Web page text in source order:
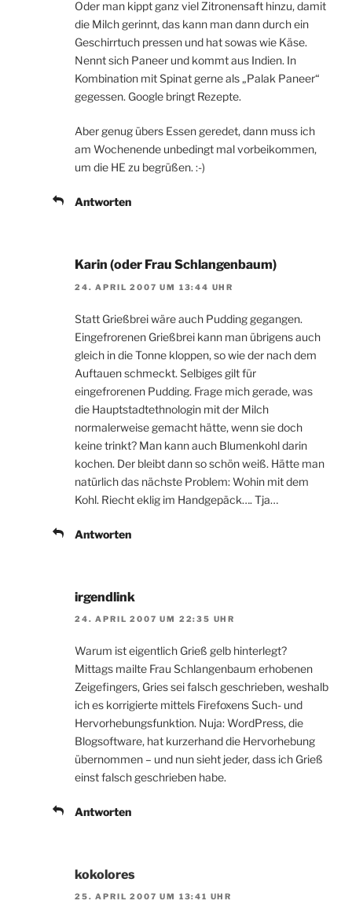
Oder man kippt ganz viel Zitronensaft hinzu, damit
die Milch gerinnt, das kann man dann durch ein
Geschirrtuch pressen und hat sowas wie Käse.
Nennt sich Paneer und kommt aus Indien. In
Kombination mit Spinat gerne als „Palak Paneer“
gegessen. Google bringt Rezepte.
Aber genug übers Essen geredet, dann muss ich
am Wochenende unbedingt mal vorbeikommen,
um die HE zu begrüßen. :-)
Antworten
Karin (oder Frau Schlangenbaum)
24. APRIL 2007 UM 13:44 UHR
Statt Grießbrei wäre auch Pudding gegangen.
Eingefrorenen Grießbrei kann man übrigens auch
gleich in die Tonne kloppen, so wie der nach dem
Auftauen schmeckt. Selbiges gilt für
eingefrorenen Pudding. Frage mich gerade, was
die Hauptstadtethnologin mit der Milch
normalerweise gemacht hätte, wenn sie doch
keine trinkt? Man kann auch Blumenkohl darin
kochen. Der bleibt dann so schön weiß. Hätte man
natürlich das nächste Problem: Wohin mit dem
Kohl. Riecht eklig im Handgepäck…. Tja…
Antworten
irgendlink
24. APRIL 2007 UM 22:35 UHR
Warum ist eigentlich Grieß gelb hinterlegt?
Mittags mailte Frau Schlangenbaum erhobenen
Zeigefingers, Gries sei falsch geschrieben, weshalb
ich es korrigierte mittels Firefoxens Such- und
Hervorhebungsfunktion. Nuja: WordPress, die
Blogsoftware, hat kurzerhand die Hervorhebung
übernommen – und nun sieht jeder, dass ich Grieß
einst falsch geschrieben habe.
Antworten
kokolores
25. APRIL 2007 UM 13:41 UHR